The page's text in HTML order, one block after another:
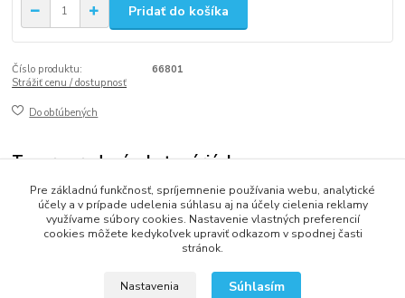
Pridať do košíka
Číslo produktu:
66801
Strážiť cenu / dostupnosť
Do obľúbených
Tovar zaradený v kategóriách
Párty dekorácie
2013 - 2025 LOVITECH, s.r.o. - Už 12 rokov s Vami...
Pre základnú funkčnosť, spríjemnenie používania webu, analytické
účely a v prípade udelenia súhlasu aj na účely cielenia reklamy
využívame súbory cookies. Nastavenie vlastných preferencií
cookies môžete kedykoľvek upraviť odkazom v spodnej časti
stránok.
Nastavenia Súhlasím